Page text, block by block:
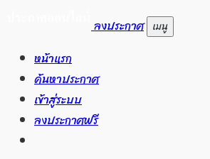
ลงประกาศ เมนู
หน้าแรก
ค้นหาประกาศ
เข้าสู่ระบบ
ลงประกาศฟรี